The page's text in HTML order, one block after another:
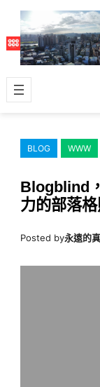
主
容
BLOG WWW
Blogblind
力的部落
Posted by永遠的